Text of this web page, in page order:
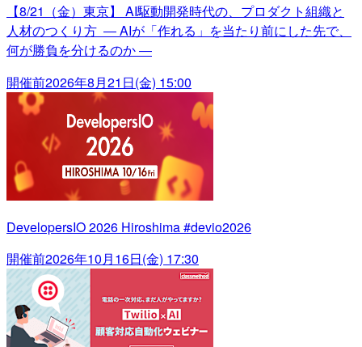
【8/21（金）東京】 AI駆動開発時代の、プロダクト組織と
人材のつくり方 ― AIが「作れる」を当たり前にした先で、
何が勝負を分けるのか ―
開催前2026年8月21日(金) 15:00
DevelopersIO 2026 Hiroshima #devio2026
開催前2026年10月16日(金) 17:30